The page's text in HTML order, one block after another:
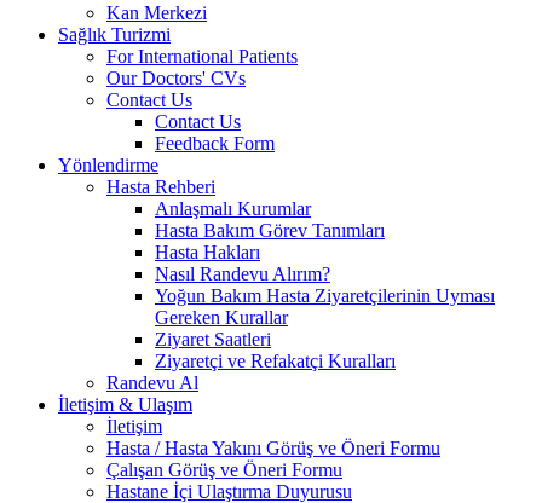
Kan Merkezi
Sağlık Turizmi
For International Patients
Our Doctors' CVs
Contact Us
Contact Us
Feedback Form
Yönlendirme
Hasta Rehberi
Anlaşmalı Kurumlar
Hasta Bakım Görev Tanımları
Hasta Hakları
Nasıl Randevu Alırım?
Yoğun Bakım Hasta Ziyaretçilerinin Uyması
Gereken Kurallar
Ziyaret Saatleri
Ziyaretçi ve Refakatçi Kuralları
Randevu Al
İletişim & Ulaşım
İletişim
Hasta / Hasta Yakını Görüş ve Öneri Formu
Çalışan Görüş ve Öneri Formu
Hastane İçi Ulaştırma Duyurusu